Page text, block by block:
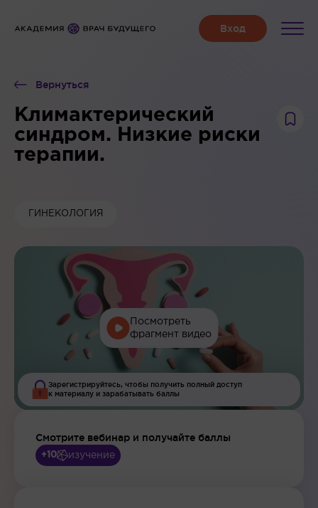
Вернуться
Климактерический
синдром. Низкие риски
терапии.
ГИНЕКОЛОГИЯ
Посмотреть
фрагмент видео
Зарегистрируйтесь, чтобы получить полный доступ
к материалу и зарабатывать баллы
Смотрите вебинар и получайте баллы
+10 изучение